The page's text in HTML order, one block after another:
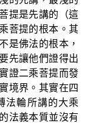
提是先講的（這
菩提的根本。其
是佛法的根本，
先讓他們證得出
證二乘菩提而發
境界。其實在四
法輪所講的大乘
法義本質並沒有